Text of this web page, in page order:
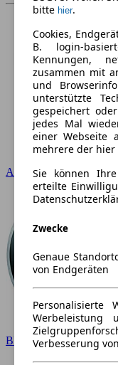
Audi
BMW
bitte hier.
Cookies,
B. login-
Kennungen,
zusammen mit
und
unterstützte
gespeichert
jedes Mal
einer Webseite
mehrere der
Sie können
erteilte
Zwecke
Genaue
von Endgeräten
Personalisierte
Werbeleistung
Verbesserung